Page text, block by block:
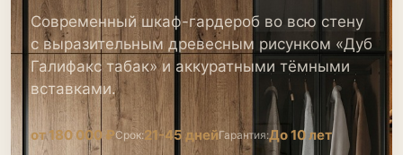
Современный шкаф-гардероб во всю стену
с выразительным древесным рисунком «Дуб
Галифакс табак» и аккуратными тёмными
вставками.
от 180 000 ₽Срок:21-45 днейГарантия:До 10 лет